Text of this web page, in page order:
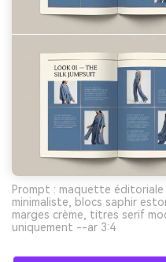
Prompt : maquette
minimaliste, blocs saphir
marges crème, titres serif
uniquement --ar 3:4